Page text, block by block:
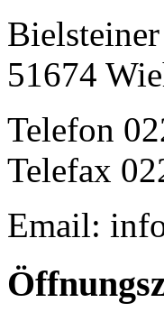
51674
Telefon
Telefax
Email: